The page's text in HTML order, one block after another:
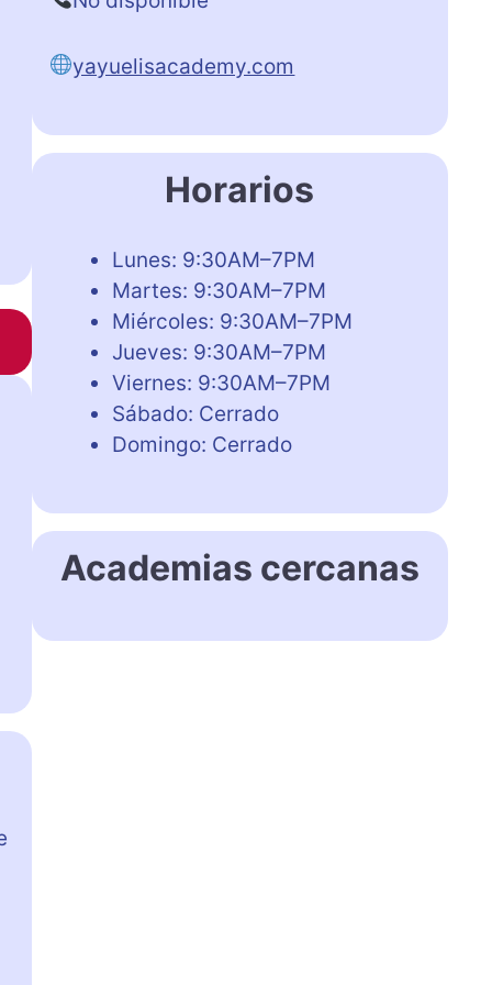
yayuelisacademy.com
Horarios
Lunes: 9:30AM–7PM
Martes: 9:30AM–7PM
Miércoles: 9:30AM–7PM
Jueves: 9:30AM–7PM
Viernes: 9:30AM–7PM
Sábado: Cerrado
Domingo: Cerrado
Academias cercanas